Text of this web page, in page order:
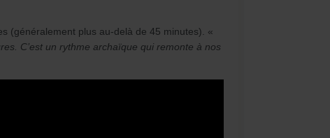
(généralement plus au-delà de 45 minutes). «
C’est un rythme archaïque qui remonte à nos